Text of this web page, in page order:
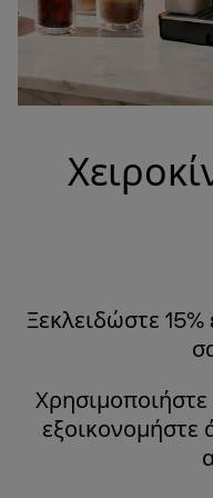
Ξεκλειδώστε
Χρησιμοποιήστε
εξοικονομήστε